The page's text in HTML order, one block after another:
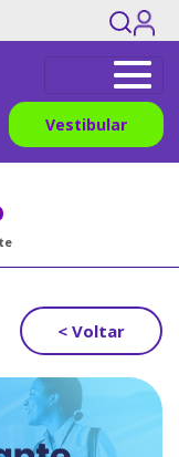
Vestibular
< Voltar